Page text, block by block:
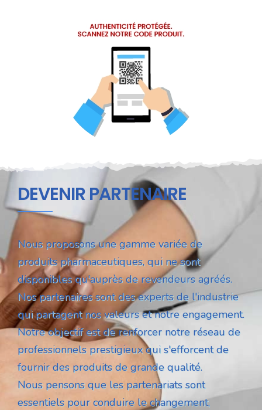
DEVENIR PARTENAIRE
Nous proposons une gamme variée de
produits pharmaceutiques, qui ne sont
disponibles qu'auprès de revendeurs agréés.
Nos partenaires sont des experts de l'industrie
qui partagent nos valeurs et notre engagement.
Notre objectif est de renforcer notre réseau de
professionnels prestigieux qui s'efforcent de
fournir des produits de grande qualité.
Nous pensons que les partenariats sont
essentiels pour conduire le changement,